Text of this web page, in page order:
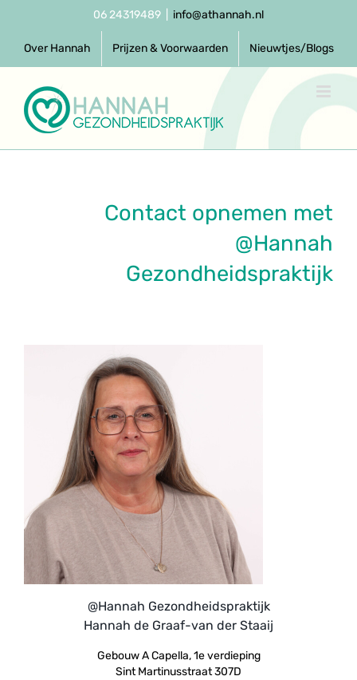
06 24319489 info@athannah.nl
Over Hannah Prijzen & Voorwaarden Nieuwtjes/Blogs
Contact opnemen met
@Hannah
Gezondheidspraktijk
@Hannah Gezondheidspraktijk
Hannah de Graaf-van der Staaij
Gebouw A Capella, 1e verdieping
Sint Martinusstraat 307D